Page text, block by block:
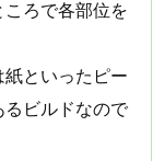
ろで各部位を
といったピー
ビルドなので